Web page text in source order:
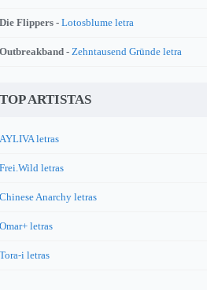
Die Flippers - Lotosblume letra
Outbreakband - Zehntausend Gründe letra
TOP ARTISTAS
AYLIVA letras
Frei.Wild letras
Chinese Anarchy letras
Omar+ letras
Tora-i letras